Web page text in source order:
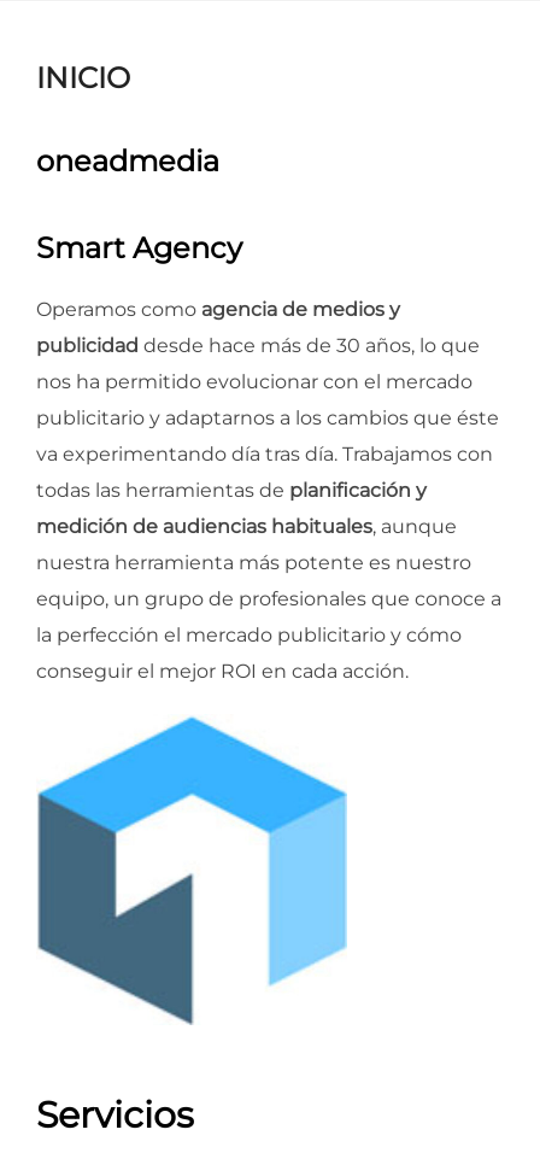
INICIO
oneadmedia
Smart Agency
Operamos como agencia de medios y
publicidad desde hace más de 30 años, lo que
nos ha permitido evolucionar con el mercado
publicitario y adaptarnos a los cambios que éste
va experimentando día tras día. Trabajamos con
todas las herramientas de planificación y
medición de audiencias habituales, aunque
nuestra herramienta más potente es nuestro
equipo, un grupo de profesionales que conoce a
la perfección el mercado publicitario y cómo
conseguir el mejor ROI en cada acción.
Servicios